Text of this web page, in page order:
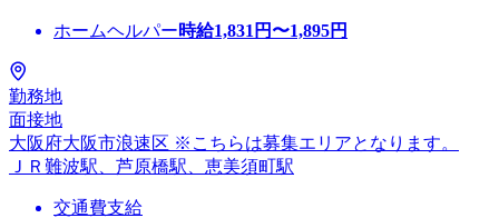
ホームヘルパー時給1,831 円〜1,895円
勤務地
面接地
大阪府大阪市浪速区 ※こちらは募集エリアとなります。
ＪＲ難波駅、芦原橋駅、恵美須町駅
交通費支給